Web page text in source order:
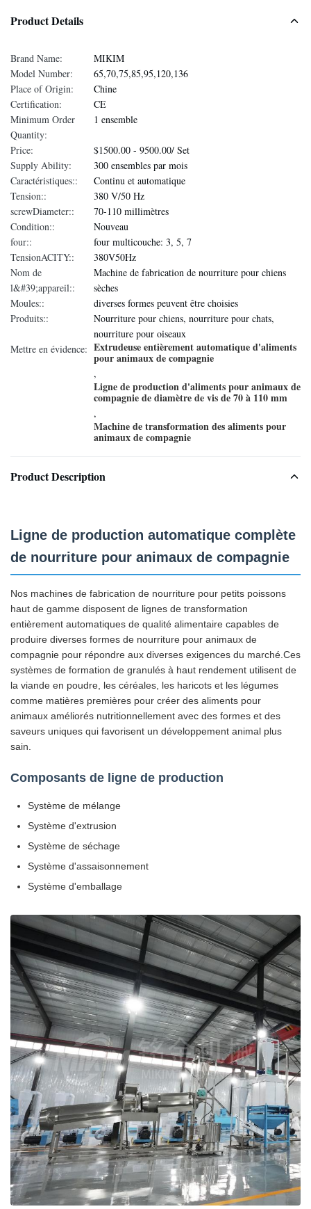
Product Details
Brand Name:
MIKIM
Model Number:
65,70,75,85,95,120,136
Place of Origin:
Chine
Certification:
CE
Minimum Order
Quantity:
1 ensemble
Price:
$1500.00 - 9500.00/ Set
Supply Ability:
300 ensembles par mois
Caractéristiques::
Continu et automatique
Tension::
380 V/50 Hz
screwDiameter::
70-110 millimètres
Condition::
Nouveau
four::
four multicouche: 3, 5, 7
TensionACITY::
380V50Hz
Nom de
l&#39;appareil::
Machine de fabrication de nourriture pour chiens
sèches
Moules::
diverses formes peuvent être choisies
Produits::
Nourriture pour chiens, nourriture pour chats,
nourriture pour oiseaux
Mettre en évidence: Extrudeuse entièrement automatique d'aliments
pour animaux de compagnie
,
Ligne de production d'aliments pour animaux de
compagnie de diamètre de vis de 70 à 110 mm
,
Machine de transformation des aliments pour
animaux de compagnie
Product Description
Ligne de production automatique complète
de nourriture pour animaux de compagnie
Nos machines de fabrication de nourriture pour petits poissons
haut de gamme disposent de lignes de transformation
entièrement automatiques de qualité alimentaire capables de
produire diverses formes de nourriture pour animaux de
compagnie pour répondre aux diverses exigences du marché.Ces
systèmes de formation de granulés à haut rendement utilisent de
la viande en poudre, les céréales, les haricots et les légumes
comme matières premières pour créer des aliments pour
animaux améliorés nutritionnellement avec des formes et des
saveurs uniques qui favorisent un développement animal plus
sain.
Composants de ligne de production
Système de mélange
Système d'extrusion
Système de séchage
Système d'assaisonnement
Système d'emballage